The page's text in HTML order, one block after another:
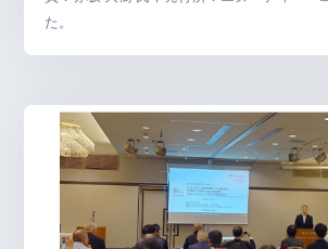
た。